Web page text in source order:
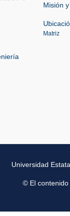
Misión
Matriz
Universidad
© El contenido